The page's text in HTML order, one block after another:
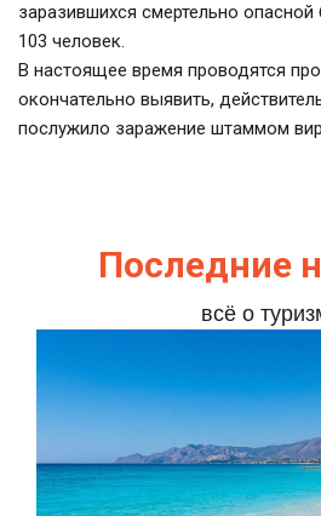
заразившихся смертельно
103 человек.
В настоящее время проводятся
окончательно выявить,
послужило заражение штаммом
Последние
всё о